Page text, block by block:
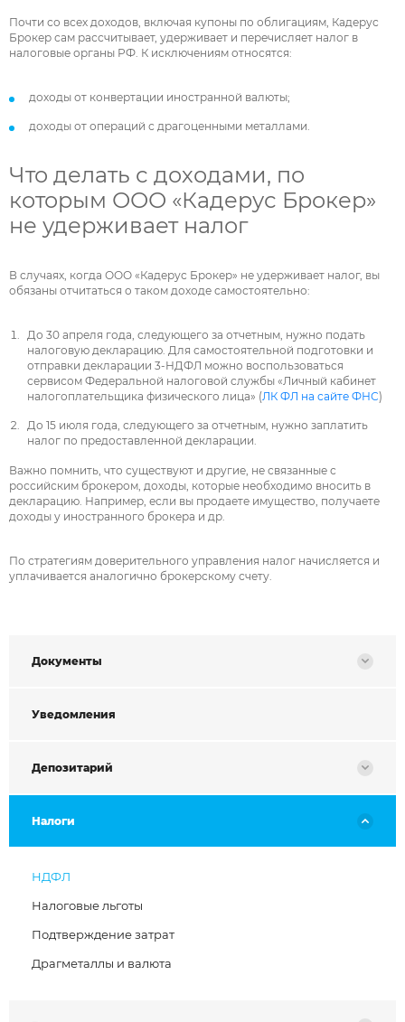
Документы
Уведомления
Депозитарий
Налоги
НДФЛ
Налоговые льготы
Подтверждение затрат
Драгметаллы и валюта
Почти со всех доходов, включая купоны по облигациям, Кадерус
Брокер сам рассчитывает, удерживает и перечисляет налог в
налоговые органы РФ. К исключениям относятся:
доходы от конвертации иностранной валюты;
доходы от операций с драгоценными металлами.
Что делать с доходами, по
которым ООО «Кадерус Брокер»
не удерживает налог
В случаях, когда ООО «Кадерус Брокер» не удерживает налог, вы
обязаны отчитаться о таком доходе самостоятельно:
До 30 апреля года, следующего за отчетным, нужно подать
налоговую декларацию. Для самостоятельной подготовки и
отправки декларации 3-НДФЛ можно воспользоваться
сервисом Федеральной налоговой службы «Личный кабинет
налогоплательщика физического лица» (ЛК ФЛ на сайте ФНС)
До 15 июля года, следующего за отчетным, нужно заплатить
налог по предоставленной декларации.
Важно помнить, что существуют и другие, не связанные с
российским брокером, доходы, которые необходимо вносить в
декларацию. Например, если вы продаете имущество, получаете
доходы у иностранного брокера и др.
По стратегиям доверительного управления налог начисляется и
уплачивается аналогично брокерскому счету.